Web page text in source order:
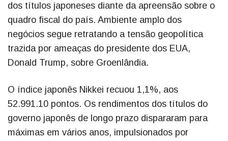
dos títulos japoneses diante da apreensão sobre o
quadro fiscal do país. Ambiente amplo dos
negócios segue retratando a tensão geopolítica
trazida por ameaças do presidente dos EUA,
Donald Trump, sobre Groenlândia.
O índice japonês Nikkei recuou 1,1%, aos
52.991.10 pontos. Os rendimentos dos títulos do
governo japonês de longo prazo dispararam para
máximas em vários anos, impulsionados por